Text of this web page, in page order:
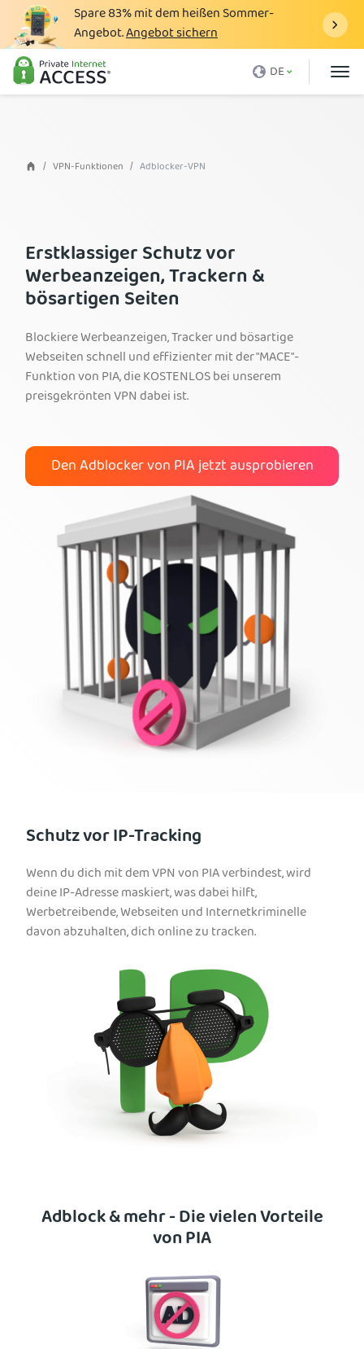
Spare83%mit dem heißen Sommer-
Angebot.Angebot sichern
DE
Was ist ein VPN
Warum PIA?
VPN-Vorteile
Blog
Support
Hol dir PIA-VPN
VPN-Funktionen Adblocker-VPN
Erstklassiger Schutz vor
Werbeanzeigen, Trackern &
bösartigen Seiten
Blockiere Werbeanzeigen, Tracker und bösartige
Webseiten schnell und effizienter mit der "MACE"-
Funktion von PIA, die KOSTENLOS bei unserem
preisgekrönten VPN dabei ist.
Den Adblocker von PIA jetzt ausprobieren
Schutz vor IP-Tracking
Wenn du dich mit dem VPN von PIA verbindest, wird
deine IP-Adresse maskiert, was dabei hilft,
Werbetreibende, Webseiten und Internetkriminelle
davon abzuhalten, dich online zu tracken.
Adblock & mehr - Die vielen Vorteile
von PIA